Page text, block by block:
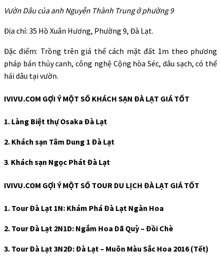
Vườn Dâu của anh Nguyễn Thành Trung ở phường 9
Địa chỉ: 35 Hồ Xuân Hương, Phường 9, Đà Lạt.
Đặc điểm: Trồng trên giá thể cách mặt đất 1m theo phương
pháp bán thủy canh, công nghệ Cộng hòa Séc, dâu sạch, có thể
hái dâu tại vườn.
IVIVU.COM GỢI Ý MỘT SỐ KHÁCH SẠN ĐÀ LẠT GIÁ TỐT
1. Làng Biệt thự Osaka Đà Lạt
2. Khách sạn Tâm Dung 1 Đà Lạt
3. Khách sạn Ngọc Phát Đà Lạt
IVIVU.COM GỢI Ý MỘT SỐ TOUR DU LỊCH ĐÀ LẠT GIÁ TỐT
1. Tour Đà Lạt 1N: Khám Phá Đà Lạt Ngàn Hoa
2. Tour Đà Lạt 2N1D: Ngắm Hoa Dã Quỳ – Đồi Chè
3. Tour Đà Lạt 3N2Đ: Đà Lạt – Muôn Màu Sắc Hoa 2016 (Tết)